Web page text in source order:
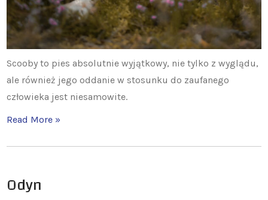
Scooby to pies absolutnie wyjątkowy, nie tylko z wyglądu,
ale również jego oddanie w stosunku do zaufanego
człowieka jest niesamowite.
Read More »
Odyn